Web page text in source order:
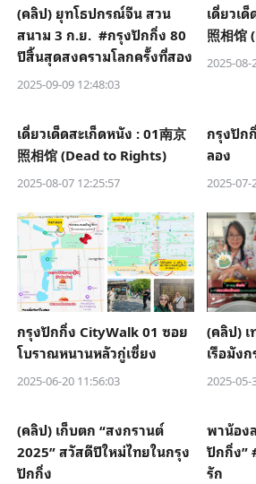
(คลิป) ยุทโธปกรณ์จีน สวน
สนาม 3 ก.ย. #กรุงปักกิ่ง 80
ปีสิ้นสุดสงครามโลกครั้งที่สอง
2025-09-09 12:48:03
เดี่ยวเ
照相馆
2025-08-
เดี่ยวเด็ดสะเก็ดหนัง : 01南京
照相馆 (Dead to Rights)
2025-08-07 12:25:57
กรุงปัก
ลอง
2025-07-
กรุงปักกิ่ง CityWalk 01 ซอย
โบราณหนานหลัวกู่เซี่ยง
2025-06-20 11:56:03
(คลิป)
เรือมัง
2025-05-
(คลิป) เก็บตก “สงกรานต์
2025” สวัสดีปีใหม่ไทยในกรุง
ปักกิ่ง
พาน้อง
ปักกิ่ง”
รัก